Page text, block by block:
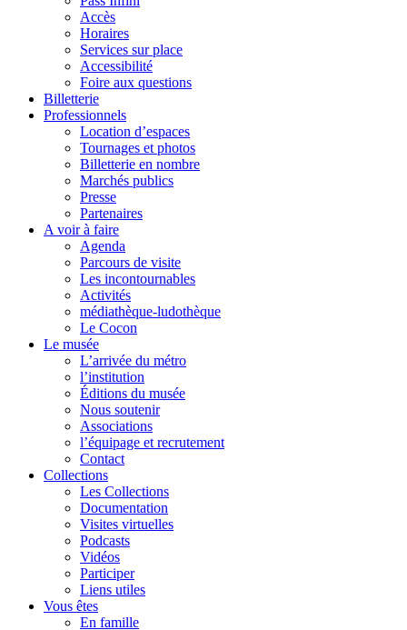
Accès
Horaires
Services sur place
Accessibilité
Foire aux questions
Billetterie
Professionnels
Location d’espaces
Tournages et photos
Billetterie en nombre
Marchés publics
Presse
Partenaires
A voir à faire
Agenda
Parcours de visite
Les incontournables
Activités
médiathèque-ludothèque
Le Cocon
Le musée
L’arrivée du métro
l’institution
Éditions du musée
Nous soutenir
Associations
l’équipage et recrutement
Contact
Collections
Les Collections
Documentation
Visites virtuelles
Podcasts
Vidéos
Participer
Liens utiles
Vous êtes
En famille